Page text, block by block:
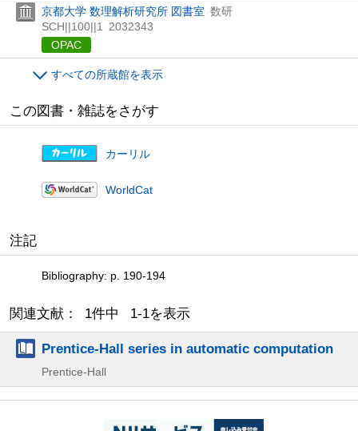
京都大学 数理解析研究所 図書室 数研
SCH||100||1
2032343
OPAC
すべての所蔵館を表示
この図書・雑誌をさがす
カーリル
WorldCat
注記
Bibliography: p. 190-194
関連文献： 1件中 1-1を表示
Prentice-Hall series in automatic computation
Prentice-Hall